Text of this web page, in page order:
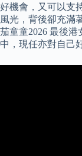
好機會，又可以支
風光，背後卻充滿
茄童童2026 最後
中，現任亦對自己